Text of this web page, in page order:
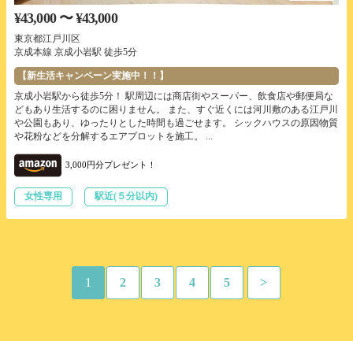
¥43,000 〜 ¥43,000
東京都江戸川区
京成本線 京成小岩駅 徒歩5分
【新生活キャンペーン実施中！！】
京成小岩駅から徒歩5分！ 駅周辺には商店街やスーパー、飲食店や郵便局な
どもあり生活するのに困りません。 また、すぐ近くには河川敷のある江戸川
や公園もあり、ゆったりとした時間も過ごせます。 シックハウスの原因物質
や花粉などを分解するエアプロットを施工。 ...
3,000円分プレゼント！
女性専用 駅近(５分以内)
1 2 3 4 5 >